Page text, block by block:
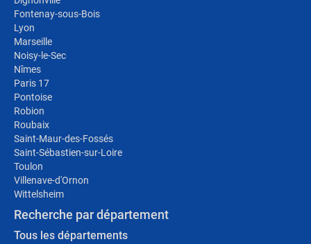
Fontenay-sous-Bois
Lyon
Marseille
Noisy-le-Sec
Nîmes
Paris 17
Pontoise
Robion
Roubaix
Saint-Maur-des-Fossés
Saint-Sébastien-sur-Loire
Toulon
Villenave-d'Ornon
Wittelsheim
Recherche par département
Tous les départements